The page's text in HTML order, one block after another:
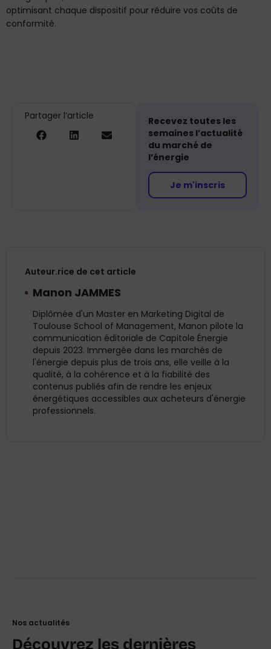
optimisant chaque dispositif pour réduire vos coûts de
conformité.
Partager l’article
Recevez toutes les
semaines l’actualité
du marché de
l’énergie
Je m'inscris
Auteur.rice de cet article
Manon JAMMES
Diplômée d'un Master en Marketing Digital de
Toulouse School of Management, Manon pilote la
communication éditoriale de Capitole Énergie
depuis 2023. Immergée dans les marchés de
l'énergie depuis plus de trois ans, elle veille à la
qualité, à la cohérence et à la fiabilité des
contenus publiés afin de rendre les enjeux
énergétiques accessibles aux acheteurs d'énergie
professionnels.
Nos actualités
Découvrez les dernières